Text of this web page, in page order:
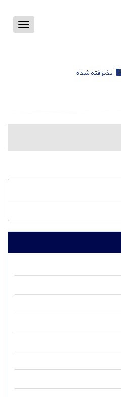
Toggle
پذیرفته شده